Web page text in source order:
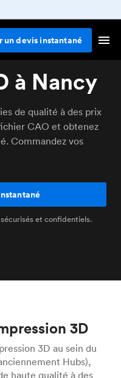
un devis instantané
à Nancy
de qualité à des prix
CAO et obtenez
Commandez vos
et confidentiels.
3D
3D au sein du
Hubs),
haute qualité à des